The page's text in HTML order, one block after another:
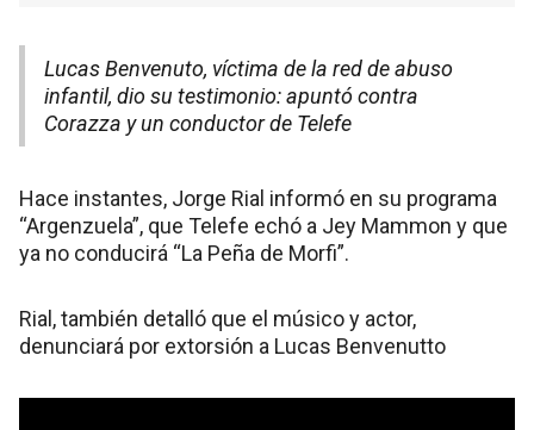
Lucas Benvenuto, víctima de la red de abuso
infantil, dio su testimonio: apuntó contra
Corazza y un conductor de Telefe
Hace instantes, Jorge Rial informó en su programa
“Argenzuela”, que Telefe echó a Jey Mammon y que
ya no conducirá “La Peña de Morfi”.
Rial, también detalló que el músico y actor,
denunciará por extorsión a Lucas Benvenutto